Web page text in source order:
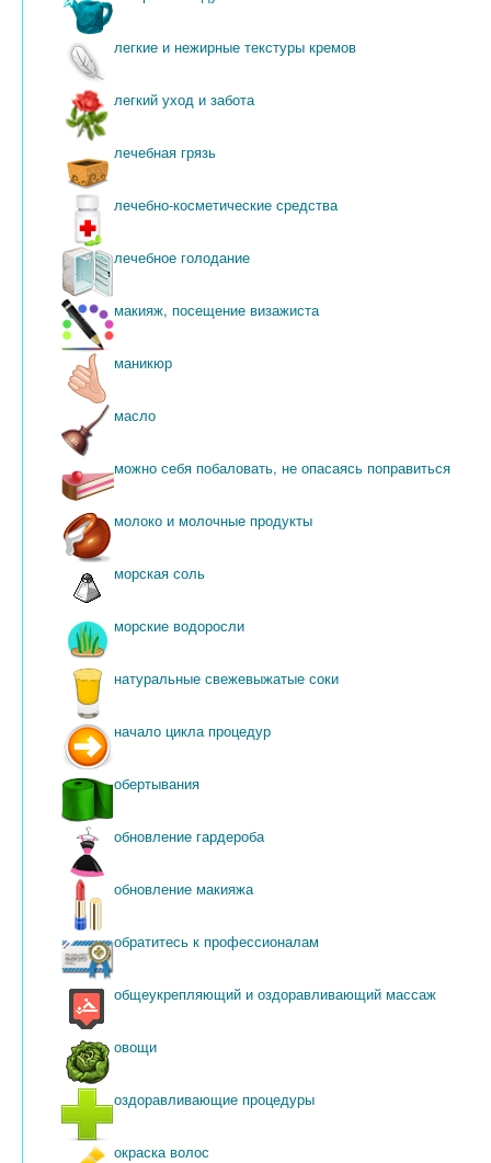
легкие и нежирные текстуры кремов
легкий уход и забота
лечебная грязь
лечебно-косметические средства
лечебное голодание
макияж, посещение визажиста
маникюр
масло
можно себя побаловать, не опасаясь поправиться
молоко и молочные продукты
морская соль
морские водоросли
натуральные свежевыжатые соки
начало цикла процедур
обертывания
обновление гардероба
обновление макияжа
обратитесь к профессионалам
общеукрепляющий и оздоравливающий массаж
овощи
оздоравливающие процедуры
окраска волос